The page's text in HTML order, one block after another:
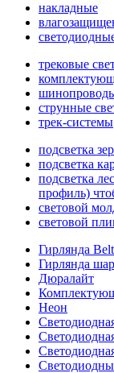
накладные
трековые
струнные
трек-системы
подсветка
подсветка
подсветка
профиль)
световой
световой
Гирлянда
Гирлянда
Дюралайт
Неон